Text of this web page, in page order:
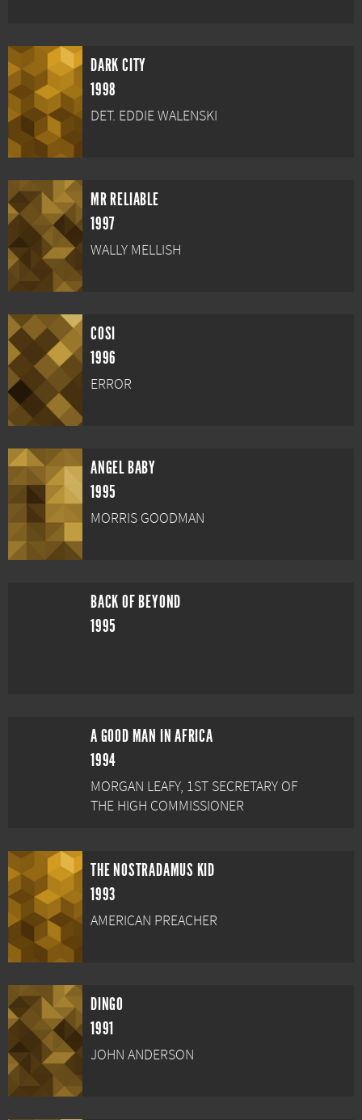
DARK CITY
1998
DET. EDDIE WALENSKI
MR RELIABLE
1997
WALLY MELLISH
COSI
1996
ERROR
ANGEL BABY
1995
MORRIS GOODMAN
BACK OF BEYOND
1995
A GOOD MAN IN AFRICA
1994
MORGAN LEAFY, 1ST SECRETARY OF
THE HIGH COMMISSIONER
THE NOSTRADAMUS KID
1993
AMERICAN PREACHER
DINGO
1991
JOHN ANDERSON